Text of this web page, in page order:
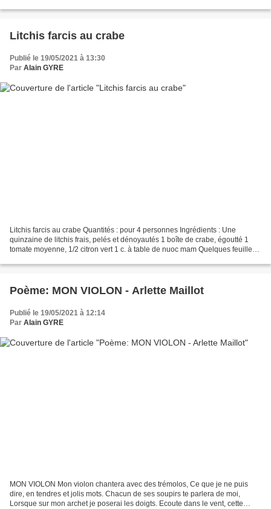
Litchis farcis au crabe
Publié le 19/05/2021 à 13:30
Par Alain GYRE
Litchis farcis au crabe Quantités : pour 4 personnes Ingrédients : Une
quinzaine de litchis frais, pelés et dénoyautés 1 boîte de crabe, égoutté 1
tomate moyenne, 1/2 citron vert 1 c. à table de nuoc mam Quelques feuilles
Poème: MON VIOLON - Arlette Maillot
Publié le 19/05/2021 à 12:14
Par Alain GYRE
MON VIOLON Mon violon chantera avec des trémolos, Ce que je ne puis
dire, en tendres et jolis mots. Chacun de ses soupirs te parlera de moi,
Lorsque sur mon archet je poserai les doigts. Ecoute dans le vent, cette